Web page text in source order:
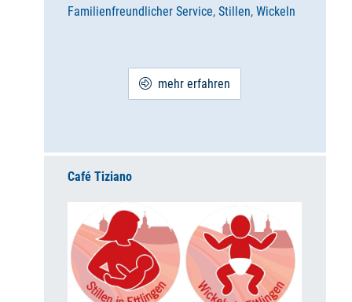
Familienfreundlicher Service, Stillen, Wickeln
mehr erfahren
Café Tiziano